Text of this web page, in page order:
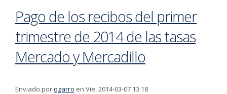
Pago de los recibos del primer
trimestre de 2014 de las tasas
Mercado y Mercadillo
Enviado porogarro en Vie, 2014-03-07 13:18